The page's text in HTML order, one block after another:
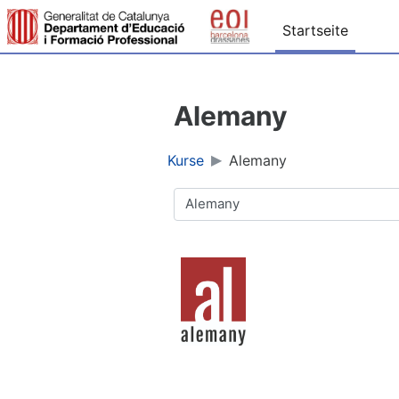
Zum Hauptinhalt
Startseite
Alemany
Kurse Alemany
Kursbereiche